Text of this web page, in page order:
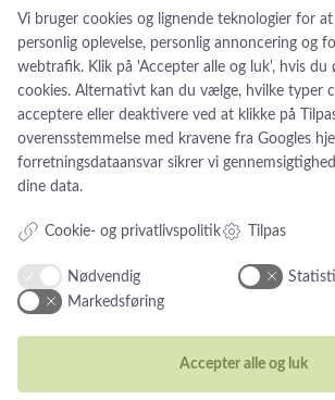
Tirsdag – Fredag: 10.00 – 17.00
Lørdag: 11:00 – 15:00
Handelsbetingelser
Cookiebetingelser og privatlivspolitik
Persondatapolitik
Smykker
Ringe
Vi bruger cookies og lignende teknologier for at
personlig oplevelse, personlig annoncering og
webtrafik. Klik på 'Accepter alle og luk', hvis du
cookies. Alternativt kan du vælge, hvilke typer
acceptere eller deaktivere ved at klikke på
overensstemmelse med kravene fra Googles
forretningsdataansvar sikrer vi
dine data.
Cookie- og privatlivspolitik Tilpas
Nødvendig
Markedsføring
Accepter alle og luk